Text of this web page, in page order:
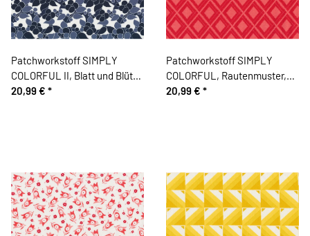
Patchworkstoff SIMPLY
COLORFUL II, Blatt und Blüte,
blaugrau-gedecktes
20,99 € *
Patchworkstoff SIMPLY
COLORFUL, Rautenmuster,
pastellrot-rot, Moda Fabrics
20,99 € *